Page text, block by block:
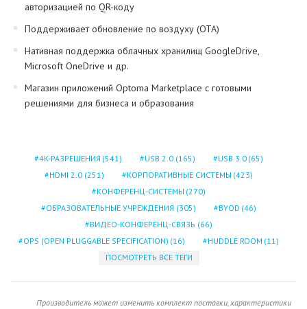
авторизацией по QR-коду
Поддерживает обновление по воздуху (OTA)
Нативная поддержка облачных хранилищ GoogleDrive,
Microsoft OneDrive и др.
Магазин приложений Optoma Marketplace с готовыми
решениями для бизнеса и образования
4K-РАЗРЕШЕНИЯ (541) USB 2.0 (165) USB 3.0 (65)
HDMI 2.0 (251) КОРПОРАТИВНЫЕ СИСТЕМЫ (423)
КОНФЕРЕНЦ-СИСТЕМЫ (270)
ОБРАЗОВАТЕЛЬНЫЕ УЧРЕЖДЕНИЯ (305) BYOD (46)
ВИДЕО-КОНФЕРЕНЦ-СВЯЗЬ (66)
OPS (OPEN PLUGGABLE SPECIFICATION) (16) HUDDLE ROOM (11)
ПОСМОТРЕТЬ ВСЕ ТЕГИ
Производитель может изменить комплект поставки, характеристики